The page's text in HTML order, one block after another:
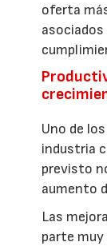
oferta
Uno de
industria
previsto
aumento
Las
parte